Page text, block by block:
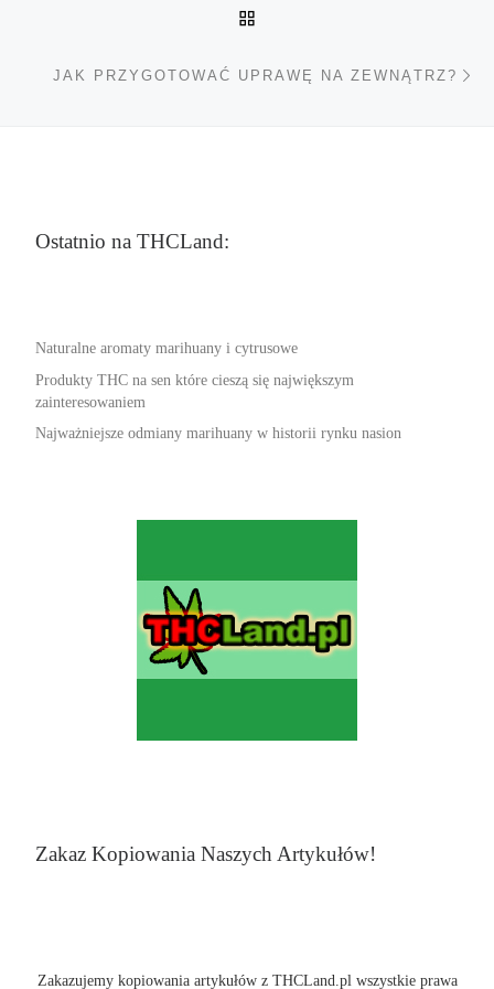
JAK PRZYGOTOWAĆ UPRAWĘ NA ZEWNĄTRZ?
Ostatnio na THCLand:
Naturalne aromaty marihuany i cytrusowe
Produkty THC na sen które cieszą się największym
zainteresowaniem
Najważniejsze odmiany marihuany w historii rynku nasion
Zakaz Kopiowania Naszych Artykułów!
Zakazujemy kopiowania artykułów z THCLand.pl wszystkie prawa